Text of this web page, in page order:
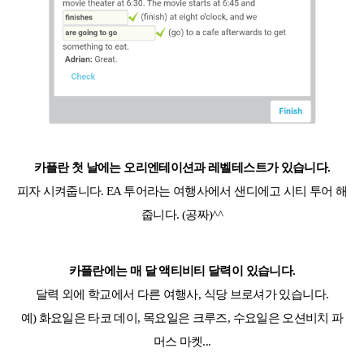
카플란 첫 날에는 오리엔테이션과 레벨테스트가 있습니다.
피자 시켜줍니다. EA 투어라는 여행사에서 샌디에고 시티 투어 해
줍니다. (공짜)^^
카플란에는 매 달 액티비티 달력이 있습니다.
달력 외에 학교에서 다른 여행사, 식당 브로셔가 있습니다.
예 ) 화요일은 타코 데이, 목요일은 크루즈, 수요일은 오션비치 파
머스 마켓...